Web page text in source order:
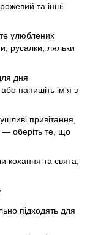
та інші
улюблених
русалки, ляльки
дня
напишіть ім'я з
привітання,
— оберіть те, що
кохання та свята,
підходять для